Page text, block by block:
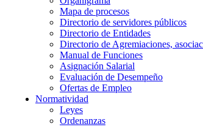
Mapa de procesos
Directorio de servidores públicos
Directorio de Entidades
Directorio de Agremiaciones,
Manual de Funciones
Asignación Salarial
Evaluación de Desempeño
Ofertas de Empleo
Normatividad
Leyes
Ordenanzas